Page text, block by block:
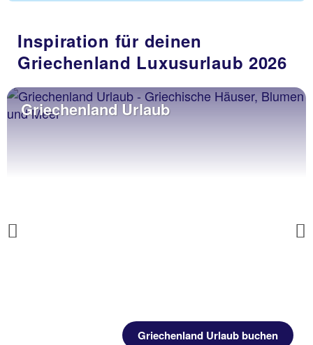
Inspiration für deinen
Griechenland Luxusurlaub 2026
Previous
Griechenland Urlaub
Griechenland Urlaub buchen